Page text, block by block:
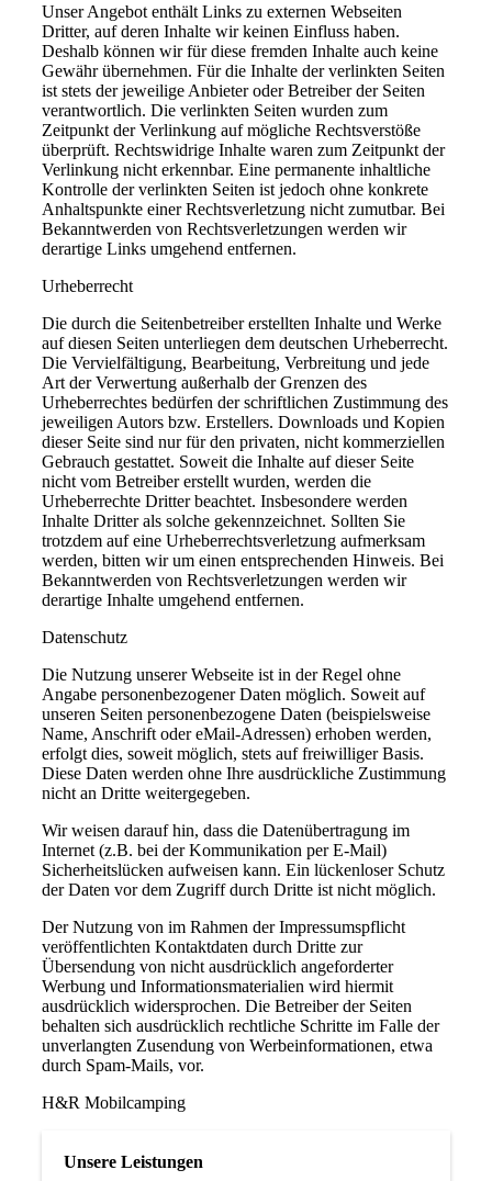
Unser Angebot enthält Links zu externen Webseiten
Dritter, auf deren Inhalte wir keinen Einfluss haben.
Deshalb können wir für diese fremden Inhalte auch keine
Gewähr übernehmen. Für die Inhalte der verlinkten Seiten
ist stets der jeweilige Anbieter oder Betreiber der Seiten
verantwortlich. Die verlinkten Seiten wurden zum
Zeitpunkt der Verlinkung auf mögliche Rechtsverstöße
überprüft. Rechtswidrige Inhalte waren zum Zeitpunkt der
Verlinkung nicht erkennbar. Eine permanente inhaltliche
Kontrolle der verlinkten Seiten ist jedoch ohne konkrete
Anhaltspunkte einer Rechtsverletzung nicht zumutbar. Bei
Bekanntwerden von Rechtsverletzungen werden wir
derartige Links umgehend entfernen.
Urheberrecht
Die durch die Seitenbetreiber erstellten Inhalte und Werke
auf diesen Seiten unterliegen dem deutschen Urheberrecht.
Die Vervielfältigung, Bearbeitung, Verbreitung und jede
Art der Verwertung außerhalb der Grenzen des
Urheberrechtes bedürfen der schriftlichen Zustimmung des
jeweiligen Autors bzw. Erstellers. Downloads und Kopien
dieser Seite sind nur für den privaten, nicht kommerziellen
Gebrauch gestattet. Soweit die Inhalte auf dieser Seite
nicht vom Betreiber erstellt wurden, werden die
Urheberrechte Dritter beachtet. Insbesondere werden
Inhalte Dritter als solche gekennzeichnet. Sollten Sie
trotzdem auf eine Urheberrechtsverletzung aufmerksam
werden, bitten wir um einen entsprechenden Hinweis. Bei
Bekanntwerden von Rechtsverletzungen werden wir
derartige Inhalte umgehend entfernen.
Datenschutz
Die Nutzung unserer Webseite ist in der Regel ohne
Angabe personenbezogener Daten möglich. Soweit auf
unseren Seiten personenbezogene Daten (beispielsweise
Name, Anschrift oder eMail-Adressen) erhoben werden,
erfolgt dies, soweit möglich, stets auf freiwilliger Basis.
Diese Daten werden ohne Ihre ausdrückliche Zustimmung
nicht an Dritte weitergegeben.
Wir weisen darauf hin, dass die Datenübertragung im
Internet (z.B. bei der Kommunikation per E-Mail)
Sicherheitslücken aufweisen kann. Ein lückenloser Schutz
der Daten vor dem Zugriff durch Dritte ist nicht möglich.
Der Nutzung von im Rahmen der Impressumspflicht
veröffentlichten Kontaktdaten durch Dritte zur
Übersendung von nicht ausdrücklich angeforderter
Werbung und Informationsmaterialien wird hiermit
ausdrücklich widersprochen. Die Betreiber der Seiten
behalten sich ausdrücklich rechtliche Schritte im Falle der
unverlangten Zusendung von Werbeinformationen, etwa
durch Spam-Mails, vor.
H&R Mobilcamping
Unsere Leistungen